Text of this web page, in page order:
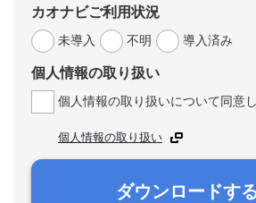
カオナビご利用状況
未導入
不明 導入済み
個人情報の取り扱い
個人情報の取り扱いについて同意し
個人情報の取り扱い
ダウンロードする